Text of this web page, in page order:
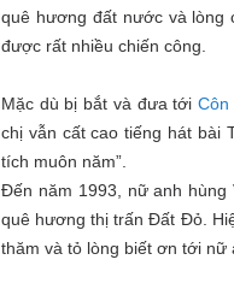
quê hương đất nước và lòng
được rất nhiều chiến công.
Mặc dù bị bắt và đưa tới
chị vẫn cất cao tiếng hát bài
tích muôn năm”.
Đến năm 1993, nữ anh
quê hương thị trấn Đất Đỏ.
thăm và tỏ lòng biết ơn tới nữ